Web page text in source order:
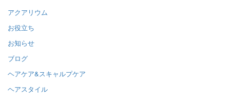
アクアリウム
お役立ち
お知らせ
ブログ
ヘアケア&スキャルプケア
ヘアスタイル